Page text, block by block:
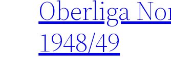
Oberliga
1948/49